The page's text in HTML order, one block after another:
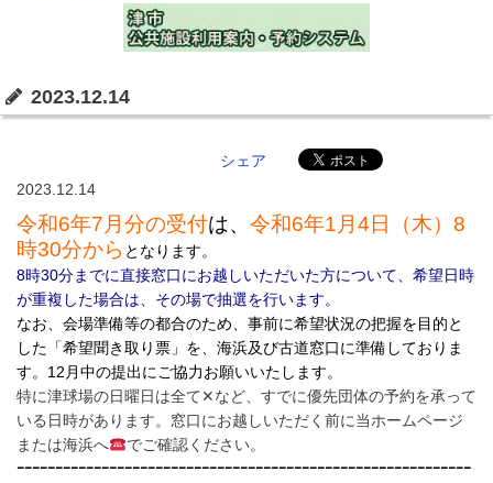
2023.12.14
シェア
2023.12.14
令和6年7月分の受付は、 令和6年1月4日（木）8
時30分から となります。
8時30分までに直接窓口にお越しいただいた方について、希望日時
が重複した場合は、その場で抽選を行います。
なお、会場準備等の都合のため、事前に希望状況の把握を目的と
した「希望聞き取り票」を、 海浜及び古道窓口に準備しておりま
す。12月中の提出にご協力お願いいたします。
特に津球場の日曜日は全て✕など、すでに優先団体の予約を承って
いる日時があります。窓口にお越しいただく前に当ホームページ
または海浜へ
でご確認ください。
ｰｰｰｰｰｰｰｰｰｰｰｰｰｰｰｰｰｰｰｰｰｰｰｰｰｰｰｰｰｰｰｰｰｰｰｰｰｰｰｰｰｰｰｰｰｰｰｰｰｰｰｰｰｰｰｰｰｰｰ